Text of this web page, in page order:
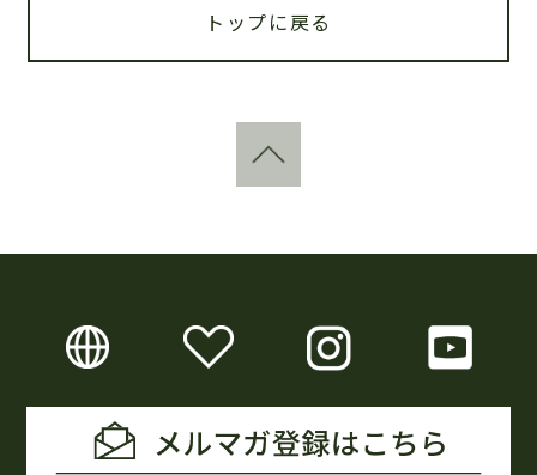
トップに戻る